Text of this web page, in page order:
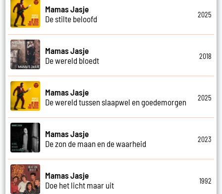
Mamas Jasje
De stilte beloofd
2025
Mamas Jasje
De wereld bloedt
2018
Mamas Jasje
De wereld tussen slaapwel en goedemorgen
2025
Mamas Jasje
De zon de maan en de waarheid
2023
Mamas Jasje
Doe het licht maar uit
1992